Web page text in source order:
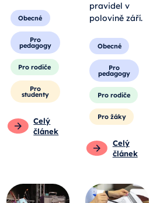
Obecné
Pro
pedagogy
Pro rodiče
Pro
studenty
Celý
článek
pravidel v
polovině září.
Obecné
Pro
pedagogy
Pro rodiče
Pro žáky
Celý
článek